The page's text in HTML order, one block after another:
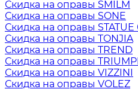
Скидка на оправы SMILM
Скидка на оправы SONE
Скидка на оправы STATUE
Скидка на оправы TONJIA
Скидка на оправы TREND
Скидка на оправы
Скидка на оправы VIZZINI
Скидка на оправы VOLEZ